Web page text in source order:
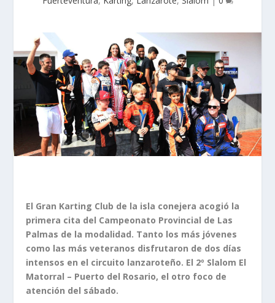
El Gran Karting Club de la isla conejera acogió la
primera cita del Campeonato Provincial de Las
Palmas de la modalidad. Tanto los más jóvenes
como las más veteranos disfrutaron de dos días
intensos en el circuito lanzaroteño. El 2º Slalom El
Matorral – Puerto del Rosario, el otro foco de
atención del sábado.